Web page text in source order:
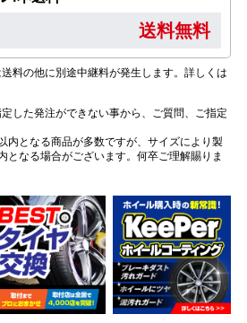
送料無料
料の他に別途中継料が発生します。詳しくは
した発注ができない事から、ご質問、ご指定
内となる商品が多数ですが、サイズにより製
となる場合がございます。何卒ご理解賜りま